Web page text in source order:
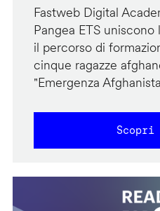
Fastweb Digital
Pangea ETS
il percorso di
cinque ragazze
"Emergenza